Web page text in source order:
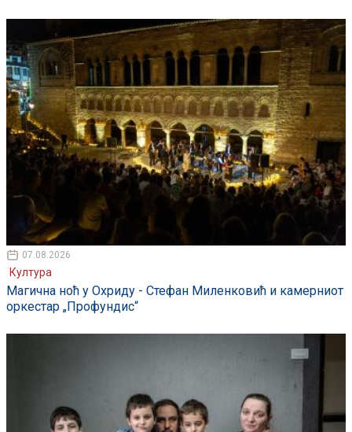
07.08.2026
Култура
Магична ноћ у Охриду - Стефан Миленковић и камерниот
оркестар „Профундис“